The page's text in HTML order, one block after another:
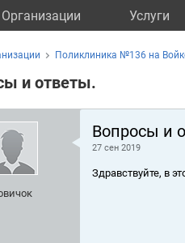
Организации Услуги
Поликлиника №136 на
и ответы.
Вопросы и
27 сен 2019
Здравствуйте, в